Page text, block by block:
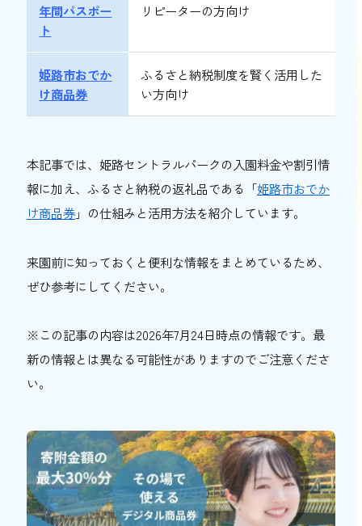
年間パスポー
ト
リピーターの方向け
姫路市おでか
け商品券
ふるさと納税制度を賢く活用した
い方向け
本記事では、姫路セントラルパークの入園料金や割引情
報に加え、ふるさと納税の返礼品である「姫路市おでか
け商品券」の仕組みと活用方法を紹介しています。
来園前に知っておくと便利な情報をまとめているため、
ぜひ参考にしてください。
※この記事の内容は2026年7月24日時点の情報です。最
新の情報とは異なる可能性がありますのでご注意くださ
い。